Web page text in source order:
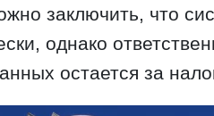
заключить, что
однако
остается за